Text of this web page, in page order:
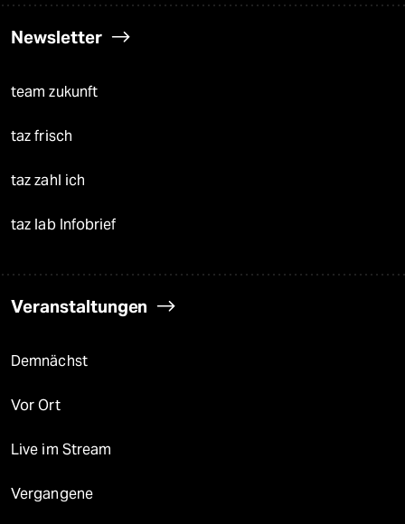
Newsletter
team zukunft
taz frisch
taz zahl ich
taz lab Infobrief
Veranstaltungen
Demnächst
Vor Ort
Live im Stream
Vergangene